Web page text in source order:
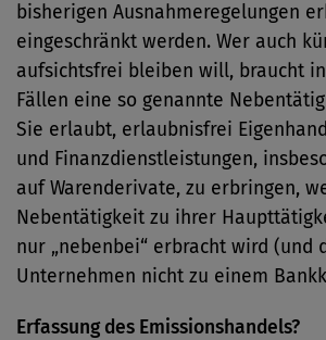
bisherigen Ausnahmeregelungen
eingeschränkt werden. Wer auch
aufsichtsfrei bleiben will, braucht
Fällen eine so genannte
Sie erlaubt, erlaubnisfrei
und Finanzdienstleistungen,
auf Warenderivate, zu erbringen,
Nebentätigkeit zu ihrer
nur „nebenbei“ erbracht wird (und
Unternehmen nicht zu einem
Erfassung des Emissionshandels?